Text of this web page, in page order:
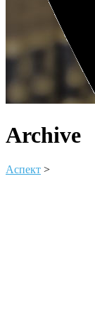
Archive
Аспект >